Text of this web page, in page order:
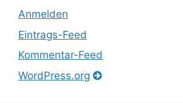
Anmelden
Eintrags-Feed
Kommentar-Feed
WordPress.org